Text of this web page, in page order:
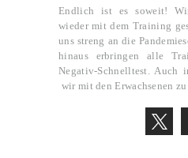
Endlich ist es soweit!
wieder mit dem Training
uns streng an die
hinaus erbringen alle
Negativ-Schnelltest. Auch
wir mit den Erwachsenen